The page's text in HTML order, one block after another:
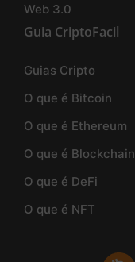
Web 3.0
Guia CriptoFacil
Guias Cripto
O que é Bitcoin
O que é Ethereum
O que é Blockchain
O que é DeFi
O que é NFT